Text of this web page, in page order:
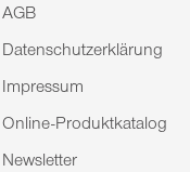
AGB
Datenschutzerklärung
Impressum
Online-Produktkatalog
Newsletter